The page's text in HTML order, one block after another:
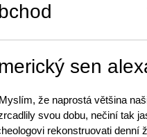
sen
že naprostá většina
svou dobu, nečiní tak
rekonstruovati denní